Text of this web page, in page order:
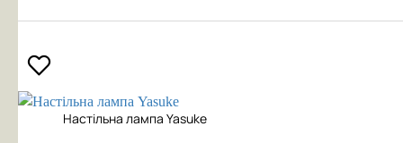
Настільна лампа Yasuke